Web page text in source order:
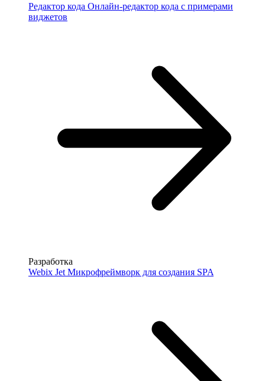
Редактор кода Онлайн-редактор кода с примерами
виджетов
Разработка
Webix Jet Микрофреймворк для создания SPA